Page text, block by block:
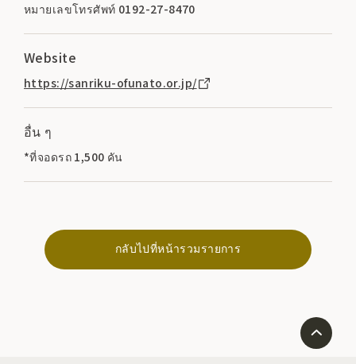
หมายเลขโทรศัพท์ 0192-27-8470
Website
https://sanriku-ofunato.or.jp/
อื่น ๆ
*ที่จอดรถ 1,500 คัน
กลับไปที่หน้ารวมรายการ